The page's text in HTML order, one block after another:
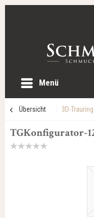
Menü
Übersicht 3D-
TGKonfigurator-